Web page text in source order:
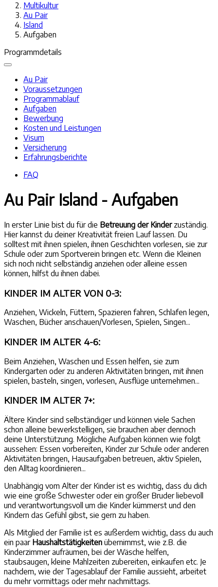
Multikultur
Au Pair
Island
Aufgaben
Programmdetails
Au Pair
Voraussetzungen
Programmablauf
Aufgaben
Bewerbung
Kosten und Leistungen
Visum
Versicherung
Erfahrungsberichte
FAQ
Au Pair Island - Aufgaben
In erster Linie bist du für die Betreuung der Kinderzuständig.
Hier kannst du deiner Kreativität freien Lauf lassen. Du
solltest mit ihnen spielen, ihnen Geschichten vorlesen, sie zur
Schule oder zum Sportverein bringen etc. Wenn die Kleinen
sich noch nicht selbständig anziehen oder alleine essen
können, hilfst du ihnen dabei.
KINDER IM ALTER VON 0-3:
Anziehen, Wickeln, Füttern, Spazieren fahren, Schlafen legen,
Waschen, Bücher anschauen/Vorlesen, Spielen, Singen...
KINDER IM ALTER 4-6:
Beim Anziehen, Waschen und Essen helfen, sie zum
Kindergarten oder zu anderen Aktivitäten bringen, mit ihnen
spielen, basteln, singen, vorlesen, Ausflüge unternehmen...
KINDER IM ALTER 7+:
Ältere Kinder sind selbständiger und können viele Sachen
schon alleine bewerkstelligen, sie brauchen aber dennoch
deine Unterstützung. Mögliche Aufgaben können wie folgt
aussehen: Essen vorbereiten, Kinder zur Schule oder anderen
Aktivitäten bringen, Hausaufgaben betreuen, aktiv Spielen,
den Alltag koordinieren...
Unabhängig vom Alter der Kinder ist es wichtig, dass du dich
wie eine große Schwester oder ein großer Bruder liebevoll
und verantwortungsvoll um die Kinder kümmerst und den
Kindern das Gefühl gibst, sie gern zu haben.
Als Mitglied der Familie ist es außerdem wichtig, dass du auch
ein paar Haushaltstätigkeiten übernimmst, wie z.B. die
Kinderzimmer aufräumen, bei der Wäsche helfen,
staubsaugen, kleine Mahlzeiten zubereiten, einkaufen etc. Je
nachdem, wie der Tagesablauf der Familie aussieht, arbeitet
du mehr vormittags oder mehr nachmittags.